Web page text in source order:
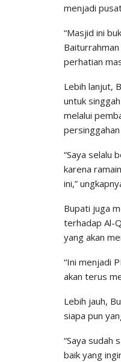
menjadi
“Masjid ini
perhatian
Lebih lanjut,
untuk
melalui
“Saya selalu
karena
ini,”
Bupati juga
terhadap Al-
yang akan
“Ini menjadi
akan terus
Lebih jauh,
siapa pun
“Saya sudah
baik yang